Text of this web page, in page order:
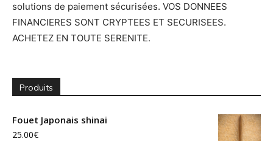
solutions de paiement sécurisées. VOS DONNEES
FINANCIERES SONT CRYPTEES ET SECURISEES.
ACHETEZ EN TOUTE SERENITE.
Produits
Fouet Japonais shinai
25.00€